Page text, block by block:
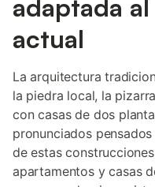
adaptada
actual
La arquitectura
la piedra local, la
con casas de dos
pronunciados
de estas
apartamentos y casas